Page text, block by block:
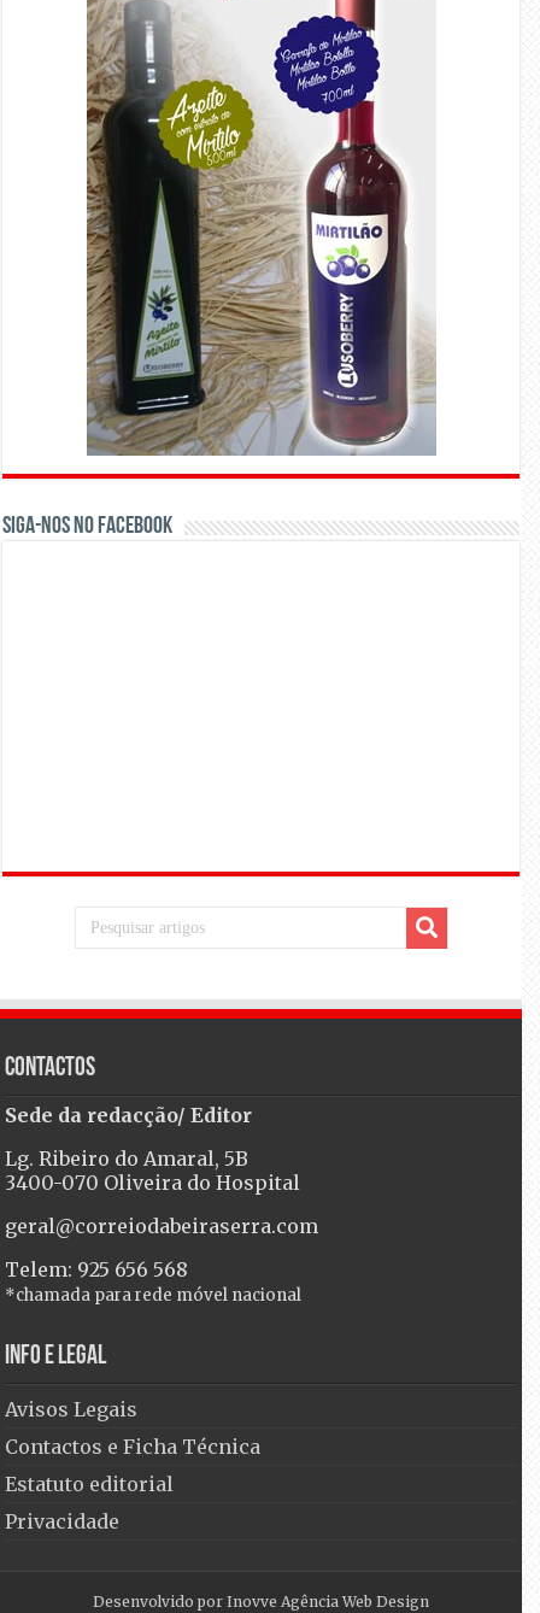
Siga-nos no Facebook
Contactos
Sede da redacção/ Editor
Lg. Ribeiro do Amaral, 5B
3400-070 Oliveira do Hospital
geral@correiodabeiraserra.com
Telem: 925 656 568
*chamada para rede móvel nacional
Info e Legal
Avisos Legais
Contactos e Ficha Técnica
Estatuto editorial
Privacidade
Desenvolvido por Inovve Agência Web Design